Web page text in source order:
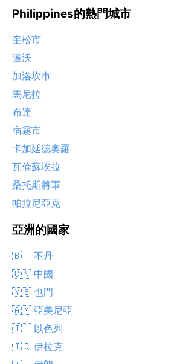
Philippines的熱門城市
奎松市
達沃
加洛坎市
馬尼拉
布達
宿霧市
卡加延德奧羅
瓦倫蘇埃拉
桑托斯將軍
帕拉尼亞克
亞洲的國家
🇧🇹 不丹
🇨🇳 中國
🇾🇪 也門
🇦🇲 亞美尼亞
🇮🇱 以色列
🇮🇶 伊拉克